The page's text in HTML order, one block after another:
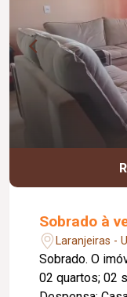
master
proporcionando
privacidade. Agende já sua visita e venha
conhecer esta
locação!
Sobrado à
Laranjeiras -
Sobrado. O imóvel conta com: Pavimento térreo:
02 quartos; 02